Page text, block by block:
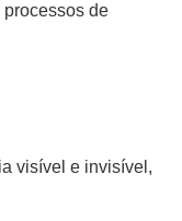
visível e invisível
de